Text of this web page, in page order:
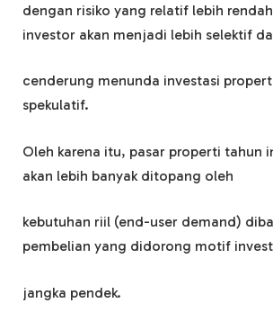
dengan risiko yang relatif lebih
investor akan menjadi lebih selektif
cenderung menunda investasi
spekulatif.
Oleh karena itu, pasar properti tahun
akan lebih banyak ditopang oleh
kebutuhan riil (end-user demand)
pembelian yang didorong motif
jangka pendek.